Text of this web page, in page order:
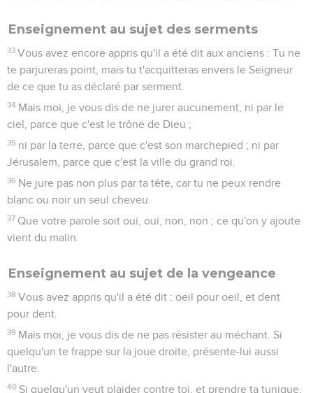
Enseignement au sujet des serments
33 Vous avez encore appris qu'il a été dit aux anciens : Tu ne
te parjureras point, mais tu t'acquitteras envers le Seigneur
de ce que tu as déclaré par serment.
34 Mais moi, je vous dis de ne jurer aucunement, ni par le
ciel, parce que c'est le trône de Dieu ;
35 ni par la terre, parce que c'est son marchepied ; ni par
Jérusalem, parce que c'est la ville du grand roi.
36 Ne jure pas non plus par ta tête, car tu ne peux rendre
blanc ou noir un seul cheveu.
37 Que votre parole soit oui, oui, non, non ; ce qu'on y ajoute
vient du malin.
Enseignement au sujet de la vengeance
38 Vous avez appris qu'il a été dit : oeil pour oeil, et dent
pour dent.
39 Mais moi, je vous dis de ne pas résister au méchant. Si
quelqu'un te frappe sur la joue droite, présente-lui aussi
l'autre.
40 Si quelqu'un veut plaider contre toi, et prendre ta tunique,